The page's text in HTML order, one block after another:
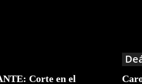
Corte en el